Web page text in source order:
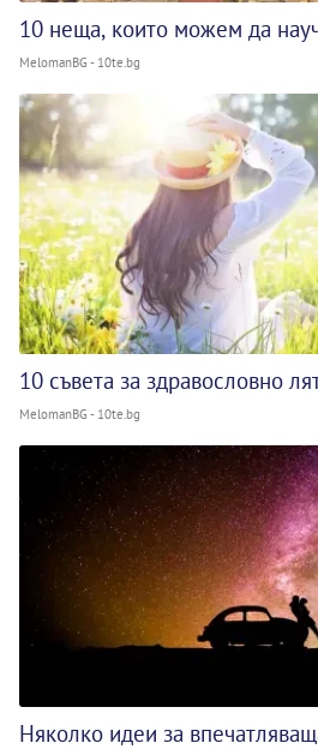
10 неща, които можем да
MelomanBG - 10te.bg
10 съвета за здравословно
MelomanBG - 10te.bg
Няколко идеи за